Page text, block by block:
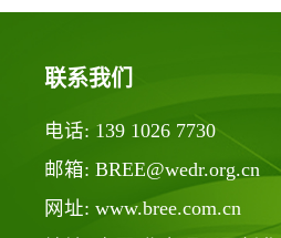
联系我们
电话: 139 1026 7730
邮箱: BREE@wedr.org.cn
网址: www.bree.com.cn